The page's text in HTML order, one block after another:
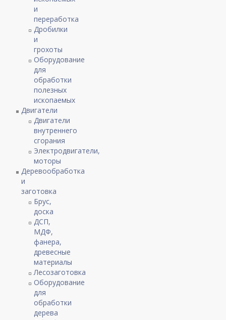
и
переработка
Дробилки
и
грохоты
Оборудование
для
обработки
полезных
ископаемых
Двигатели
Двигатели
внутреннего
сгорания
Электродвигатели,
моторы
Деревообработка
и
заготовка
Брус,
доска
ДСП,
МДФ,
фанера,
древесные
материалы
Лесозаготовка
Оборудование
для
обработки
дерева